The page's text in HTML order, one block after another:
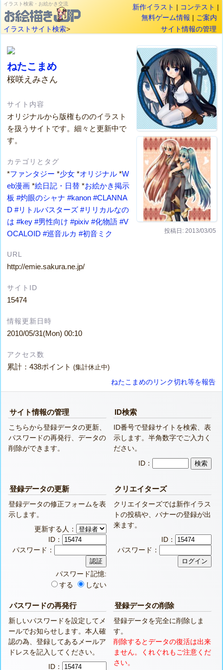
イラスト検索・お絵かき交流 新作イラスト | コンテスト |
無料ゲーム情報 | ご案内
イラストサイト検索> サイト情報の管理
投稿日: 2013/03/05
ねたこまめ
桜咲えみさん
サイト内容
オリジナルから版権もののイラスト
を扱うサイトです。細々と更新中で
す。
カテゴリとタグ
*ファンタジー *少女 *オリジナル *W
eb漫画 *絵日記・日替 *お絵かき掲示
板 #灼眼のシャナ #kanon #CLANNA
D #リトルバスターズ #リリカルなの
は #key #男性向け #pixiv #化物語 #V
OCALOID #巡音ルカ #初音ミク
URL
http://emie.sakura.ne.jp/
サイトID
15474
情報更新日時
2010/05/31(Mon) 00:10
アクセス数
累計：438ポイント(集計休止中)
ねたこまめのリンク切れ等を報告
サイト情報の管理
こちらから登録データの更新、
パスワードの再発行、データの
削除ができます。
ID検索
ID番号で登録サイトを検索、表
示します。半角数字でご入力く
ださい。
ID：
登録データの更新
登録データの修正フォームを表
示します。
更新する人：
ID：
パスワード：
パスワード記憶:
する
しない
クリエイターズ
クリエイターズでは新作イラス
トの投稿や、バナーの登録が出
来ます。
ID：
パスワード：
パスワードの再発行
新しいパスワードを設定してメ
ールでお知らせします。本人確
認の為、登録してあるメールア
ドレスを記入してください。
ID：
登録データの削除
登録データを完全に削除しま
す。
削除するとデータの復活は出来
ません。くれぐれもご注意くだ
さい。